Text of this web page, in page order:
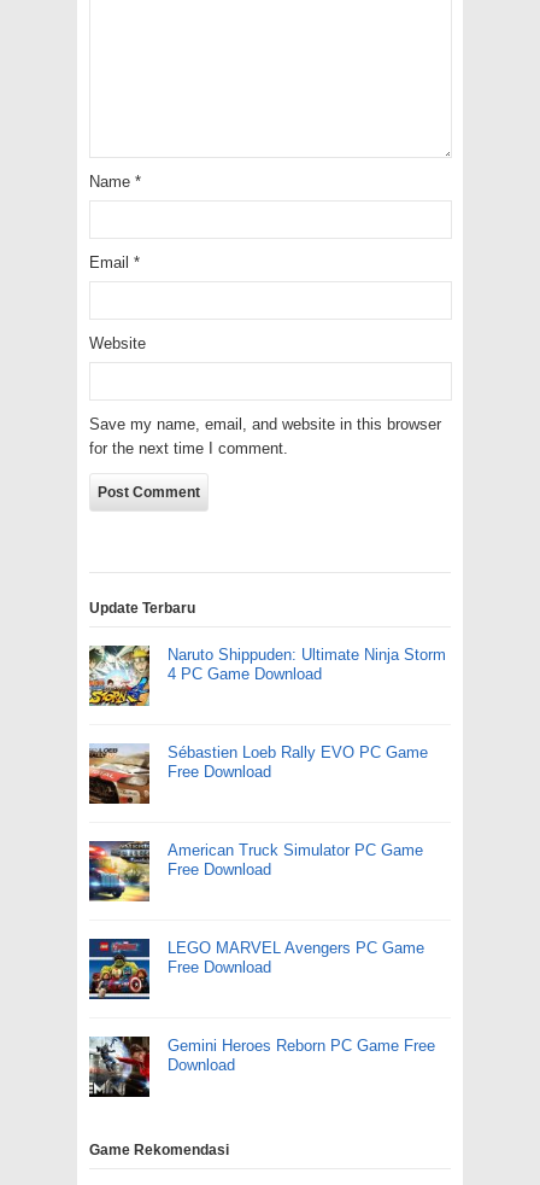
Name *
Email *
Website
Save my name, email, and website in this browser
for the next time I comment.
Update Terbaru
Naruto Shippuden: Ultimate Ninja Storm
4 PC Game Download
Sébastien Loeb Rally EVO PC Game
Free Download
American Truck Simulator PC Game
Free Download
LEGO MARVEL Avengers PC Game
Free Download
Gemini Heroes Reborn PC Game Free
Download
Game Rekomendasi